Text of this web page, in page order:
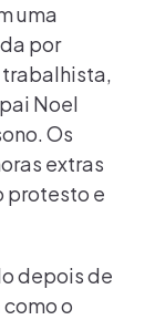
uma
por
trabalhista,
Noel
Os
extras
protesto e
depois de
o